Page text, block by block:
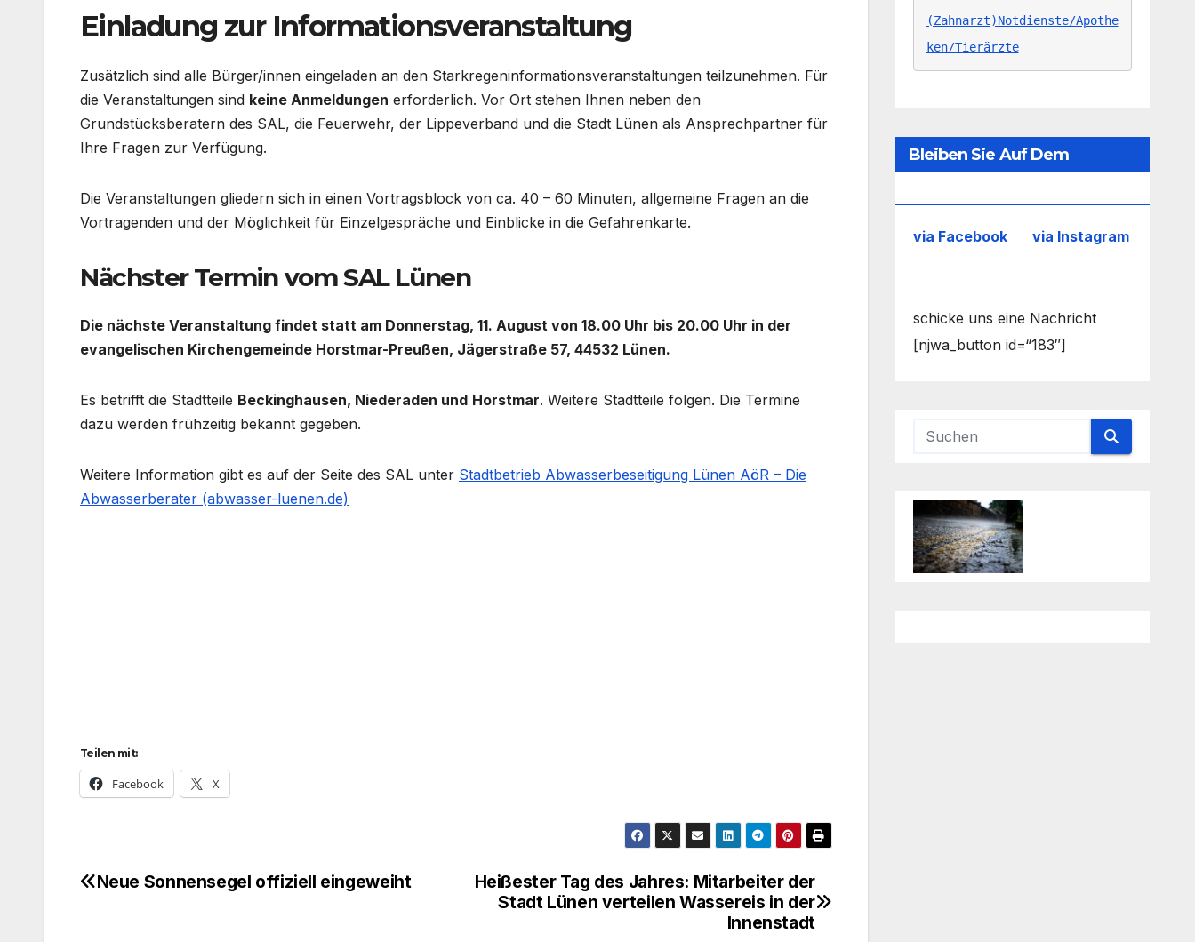
Einladung zur Informationsveranstaltung
Zusätzlich sind alle Bürger/innen eingeladen an den Starkregeninformationsveranstaltungen teilzunehmen. Für
die Veranstaltungen sind keine Anmeldungen erforderlich. Vor Ort stehen Ihnen neben den
Grundstücksberatern des SAL, die Feuerwehr, der Lippeverband und die Stadt Lünen als Ansprechpartner für
Ihre Fragen zur Verfügung.
Die Veranstaltungen gliedern sich in einen Vortragsblock von ca. 40 – 60 Minuten, allgemeine Fragen an die
Vortragenden und der Möglichkeit für Einzelgespräche und Einblicke in die Gefahrenkarte.
Nächster Termin vom SAL Lünen
Die nächste Veranstaltung findet statt am Donnerstag, 11. August von 18.00 Uhr bis 20.00 Uhr in der
evangelischen Kirchengemeinde Horstmar-Preußen, Jägerstraße 57, 44532 Lünen.
Es betrifft die Stadtteile Beckinghausen, Niederaden und Horstmar. Weitere Stadtteile folgen. Die Termine
dazu werden frühzeitig bekannt gegeben.
Weitere Information gibt es auf der Seite des SAL unter Stadtbetrieb Abwasserbeseitigung Lünen AöR – Die
Abwasserberater (abwasser-luenen.de)
Teilen mit:
Facebook X
Beitragsnavigation
Heißester Tag des Jahres: Mitarbeiter der
Stadt Lünen verteilen Wassereis in der
Innenstadt
Neue Sonnensegel offiziell eingeweiht
(Zahnarzt)Notdienste/Apothe
ken/Tierärzte
Bleiben Sie Auf Dem
via Facebook via Instagram
schicke uns eine Nachricht
[njwa_button id=“183″]